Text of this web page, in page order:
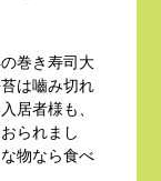
巻き寿司大
は嚙み切れ
居者様も、
られまし
物なら食べ